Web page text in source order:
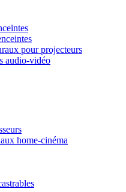
pour projecteurs
audio-vidéo
home-cinéma